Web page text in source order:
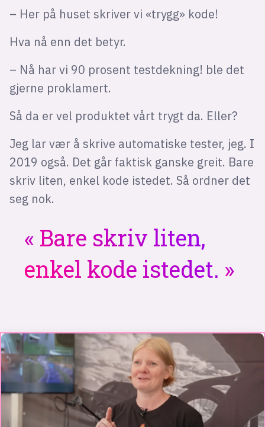
– Her på huset skriver vi «trygg» kode!
Hva nå enn det betyr.
– Nå har vi 90 prosent testdekning! ble det
gjerne proklamert.
Så da er vel produktet vårt trygt da. Eller?
Jeg lar vær å skrive automatiske tester, jeg. I
2019 også. Det går faktisk ganske greit. Bare
skriv liten, enkel kode istedet. Så ordner det
seg nok.
Bare skriv liten,
enkel kode istedet.